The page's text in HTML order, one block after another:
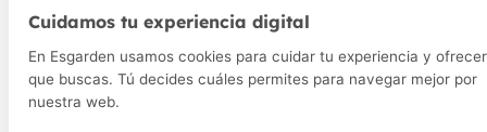
Cuidamos tu experiencia digital
En Esgarden usamos cookies para cuidar tu experiencia y
que buscas. Tú decides cuáles permites para navegar mejor por
nuestra web.